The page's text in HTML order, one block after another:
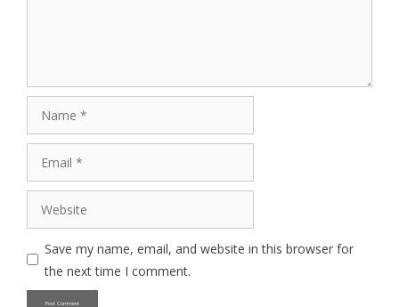
Save my name, email, and website in this browser for
the next time I comment.